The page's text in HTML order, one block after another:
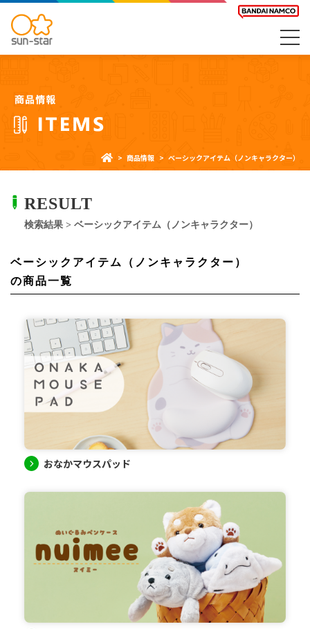
商品情報 ベーシックアイテム（ノンキャラクター）
RESULT
検索結果 > ベーシックアイテム（ノンキャラクター）
ベーシックアイテム（ノンキャラクター）
の商品一覧
おなかマウスパッド